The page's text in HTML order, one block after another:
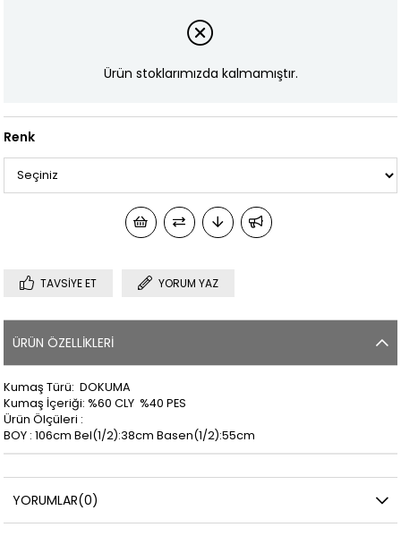
Ürün stoklarımızda kalmamıştır.
Renk
TAVSIYE ET YORUM YAZ
ÜRÜN ÖZELLIKLERI
Kumaş Türü: DOKUMA
Kumaş İçeriği: %60 CLY %40 PES
Ürün Ölçüleri :
BOY : 106cm Bel(1/2):38cm Basen(1/2):55cm
YORUMLAR(0)